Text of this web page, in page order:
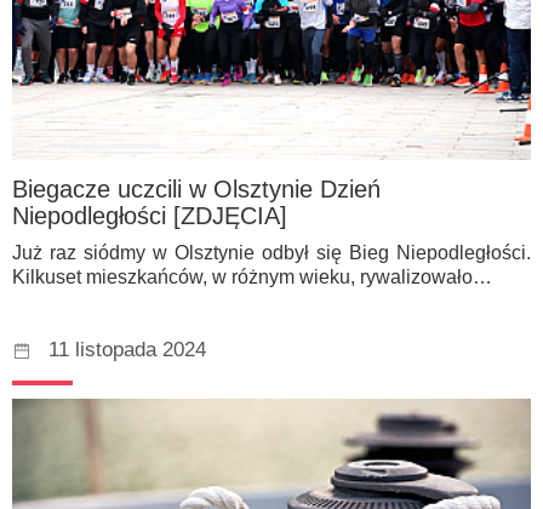
Biegacze uczcili w Olsztynie Dzień
Niepodległości [ZDJĘCIA]
Już raz siódmy w Olsztynie odbył się Bieg Niepodległości.
Kilkuset mieszkańców, w różnym wieku, rywalizowało…
11 listopada 2024